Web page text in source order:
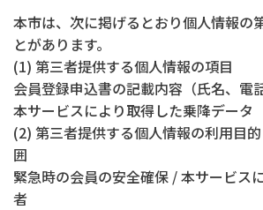
本市は、次に掲げるとおり個人情報の
とがあります。
(1) 第三者提供する個人情報の項目
会員登録申込書の記載内容（氏名、電
本サービスにより取得した乗降データ
(2) 第三者提供する個人情報の利用目
囲
緊急時の会員の安全確保 / 本サービス
者